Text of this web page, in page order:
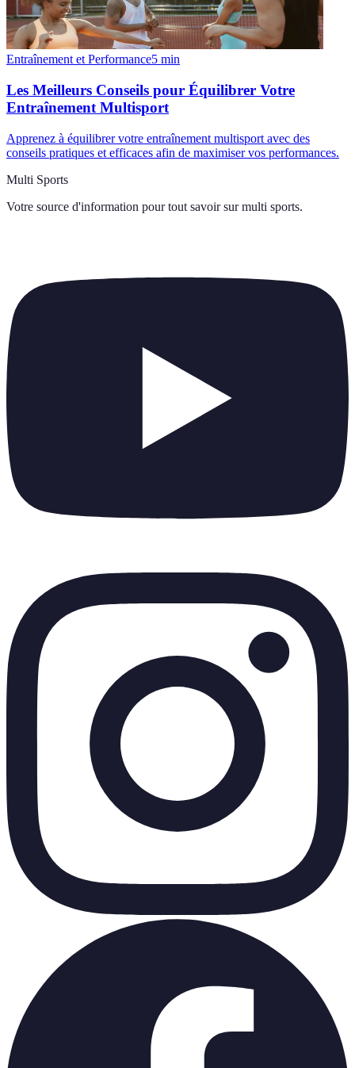
Entraînement et Performance5 min
Les Meilleurs Conseils pour Équilibrer Votre
Entraînement Multisport
Apprenez à équilibrer votre entraînement multisport avec des
conseils pratiques et efficaces afin de maximiser vos performances.
Multi Sports
Votre source d'information pour tout savoir sur multi sports.